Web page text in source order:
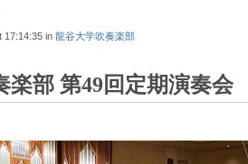
17:14:35 in 龍谷大学吹奏楽部
楽部 第49回定期演奏会